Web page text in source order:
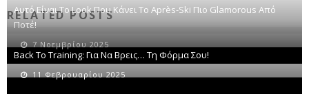
RELATED POSTS
Αυτό Είναι Το Look Που Κάνει Το Après-Ski Πιο Glamorous Από
Ποτέ!
7 Νοεμβρίου 2025
Back To Training: Για Να Βρεις… Τη Φόρμα Σου!
11 Φεβρουαρίου 2025